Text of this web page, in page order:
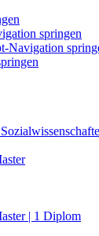
springen
Navigation
| 1 Diplom